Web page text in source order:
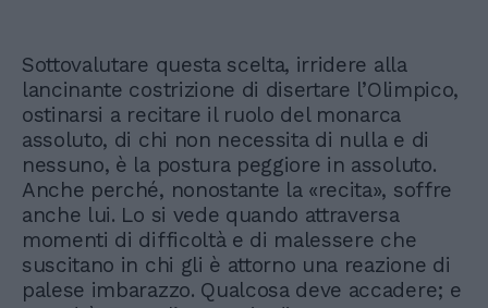
Sottovalutare questa scelta, irridere alla
lancinante costrizione di disertare l’Olimpico,
ostinarsi a recitare il ruolo del monarca
assoluto, di chi non necessita di nulla e di
nessuno, è la postura peggiore in assoluto.
Anche perché, nonostante la «recita», soffre
anche lui. Lo si vede quando attraversa
momenti di difficoltà e di malessere che
suscitano in chi gli è attorno una reazione di
palese imbarazzo. Qualcosa deve accadere; e